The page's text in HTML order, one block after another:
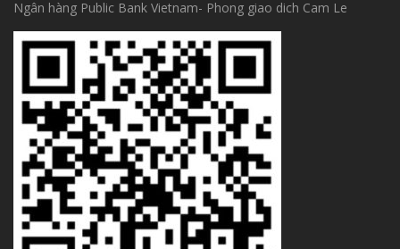
Ngân hàng Public Bank Vietnam- Phong giao dich Cam Le